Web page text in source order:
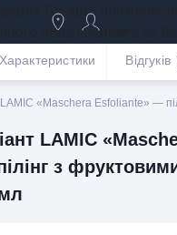
якість та
«Maschera Esfoliante» —
LAMIC
з
Характеристики Відгуків